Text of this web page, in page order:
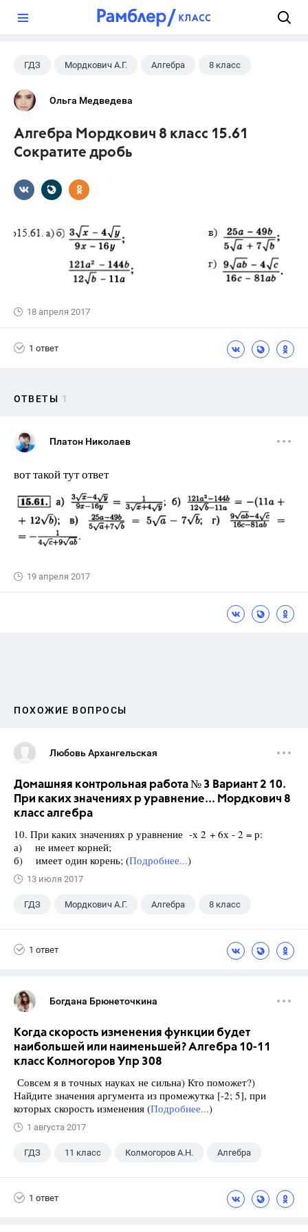
ГДЗ Мордкович А.Г. Алгебра 8 класс
Ольга Медведева
Алгебра Мордкович 8 класс 15.61
Сократите дробь
18 апреля 2017
1 ответ
ОТВЕТЫ 1
Платон Николаев
вот такой тут ответ
19 апреля 2017
ПОХОЖИЕ ВОПРОСЫ
Любовь Архангельская
Домашняя контрольная работа № 3 Вариант 2 10.
При каких значениях р уравнение... Мордкович 8
класс алгебра
10. При каких значениях р уравнение -х 2 + 6х - 2 = р:
а) не имеет корней;
б) имеет один корень; (Подробнее...)
13 июля 2017
ГДЗ Мордкович А.Г. Алгебра 8 класс
1 ответ
Богдана Брюнеточкина
Когда скорость изменения функции будет
наибольшей или наименьшей? Алгебра 10-11
класс Колмогоров Упр 308
Совсем я в точных науках не сильна) Кто поможет?)
Найдите значения аргумента из промежутка [-2; 5], при
которых скорость изменения (Подробнее...)
1 августа 2017
ГДЗ 11 класс Колмогоров А.Н. Алгебра
1 ответ